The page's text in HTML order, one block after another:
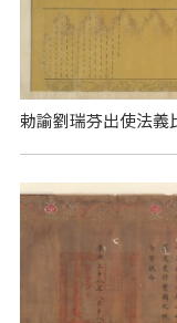
勅諭劉瑞芬出使法義